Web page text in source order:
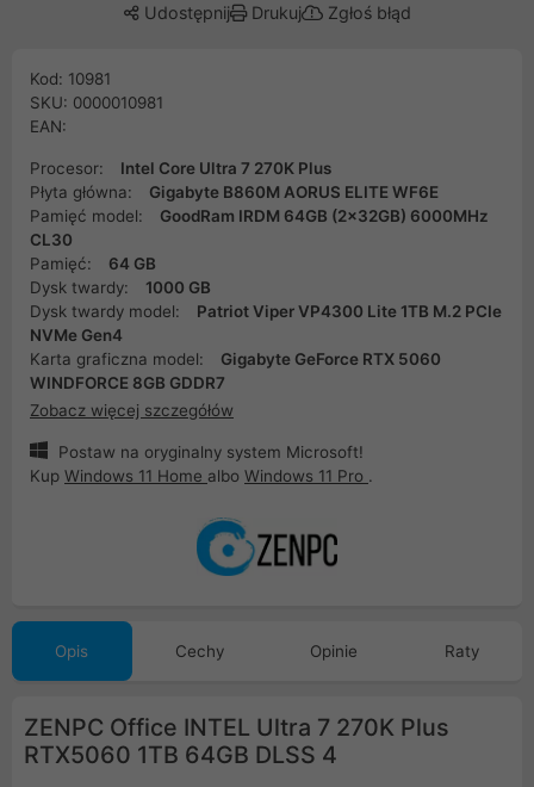
Udostępnij Drukuj Zgłoś błąd
Kod: 10981
SKU: 0000010981
EAN:
Procesor:
Intel Core Ultra 7 270K Plus
Płyta główna:
Gigabyte B860M AORUS ELITE WF6E
Pamięć model:
GoodRam IRDM 64GB (2x32GB) 6000MHz
CL30
Pamięć:
64 GB
Dysk twardy:
1000 GB
Dysk twardy model:
Patriot Viper VP4300 Lite 1TB M.2 PCIe
NVMe Gen4
Karta graficzna model:
Gigabyte GeForce RTX 5060
WINDFORCE 8GB GDDR7
Zobacz więcej szczegółów
Postaw na oryginalny system Microsoft!
Kup Windows 11 Home albo Windows 11 Pro .
Opis Cechy Opinie Raty
ZENPC Office INTEL Ultra 7 270K Plus
RTX5060 1TB 64GB DLSS 4